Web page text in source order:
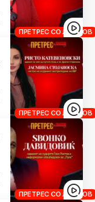
ПРЕТРЕС СО ЛАНДОВ
ПРЕТРЕС СО ЛАНДОВ
ПРЕТРЕС СО ЛАНДОВ